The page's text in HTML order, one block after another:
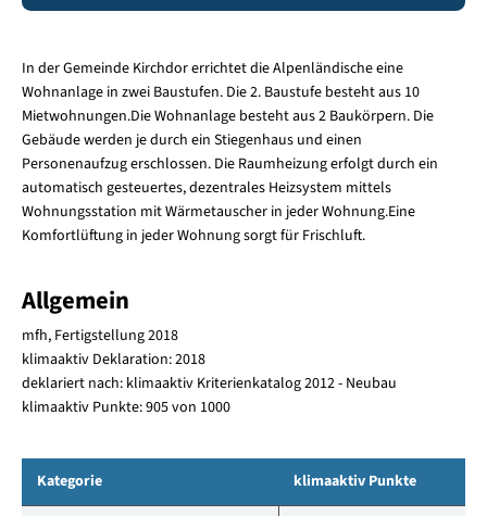
In der Gemeinde Kirchdor errichtet die Alpenländische eine
Wohnanlage in zwei Baustufen. Die 2. Baustufe besteht aus 10
Mietwohnungen.Die Wohnanlage besteht aus 2 Baukörpern. Die
Gebäude werden je durch ein Stiegenhaus und einen
Personenaufzug erschlossen. Die Raumheizung erfolgt durch ein
automatisch gesteuertes, dezentrales Heizsystem mittels
Wohnungsstation mit Wärmetauscher in jeder Wohnung.Eine
Komfortlüftung in jeder Wohnung sorgt für Frischluft.
Allgemein
mfh, Fertigstellung 2018
klimaaktiv Deklaration: 2018
deklariert nach: klimaaktiv Kriterienkatalog 2012 - Neubau
klimaaktiv Punkte: 905 von 1000
Kategorie klimaaktiv Punkte